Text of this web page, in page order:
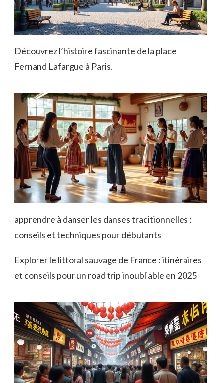
Découvrez l’histoire fascinante de la place
Fernand Lafargue à Paris.
apprendre à danser les danses traditionnelles :
conseils et techniques pour débutants
Explorer le littoral sauvage de France : itinéraires
et conseils pour un road trip inoubliable en 2025